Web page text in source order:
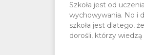
Szkoła jest od
wychowywania. No i
szkoła jest dlatego,
dorośli, którzy wiedzą